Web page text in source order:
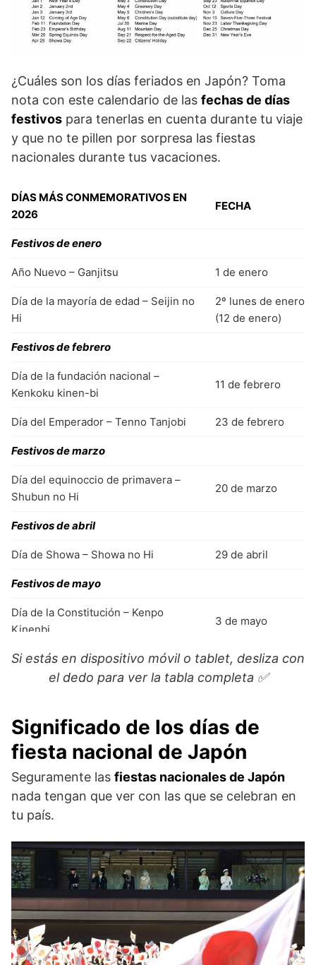
¿Cuáles son los días feriados en Japón? Toma
nota con este calendario de las fechas de días
festivos para tenerlas en cuenta durante tu viaje
y que no te pillen por sorpresa las fiestas
nacionales durante tus vacaciones.
DÍAS MÁS CONMEMORATIVOS EN
2026
FECHA
Festivos de enero
Año Nuevo – Ganjitsu 1 de enero
Día de la mayoría de edad – Seijin no
Hi
2º lunes de enero
(12 de enero)
Festivos de febrero
Día de la fundación nacional –
Kenkoku kinen-bi
11 de febrero
Día del Emperador – Tenno Tanjobi 23 de febrero
Festivos de marzo
Día del equinoccio de primavera –
Shubun no Hi
20 de marzo
Festivos de abril
Día de Showa – Showa no Hi 29 de abril
Festivos de mayo
Día de la Constitución – Kenpo
Kinenbi
3 de mayo
Día de la Naturaleza – Midori no Hi 4 de mayo
Día del niño – Kodomo no Hi 5 de mayo
Festivos de julio
Día del mar – Umi no Hi
3º lunes de julio
(20 de julio)
Festivos de agosto
Día de la montaña – Yama no Hi
Festivos de septiembre
Día de Respeto a las Personas
Mayores – Keiro no Hi
3º lunes de
septiembre (21
de septiembre)
Día del equinoccio de otoño – Shubun
no Hi
23 de septiembre
Si estás en dispositivo móvil o tablet, desliza con
el dedo para ver la tabla completa ✅
Significado de los días de
fiesta nacional de Japón
Seguramente las fiestas nacionales de Japón
nada tengan que ver con las que se celebran en
tu país.